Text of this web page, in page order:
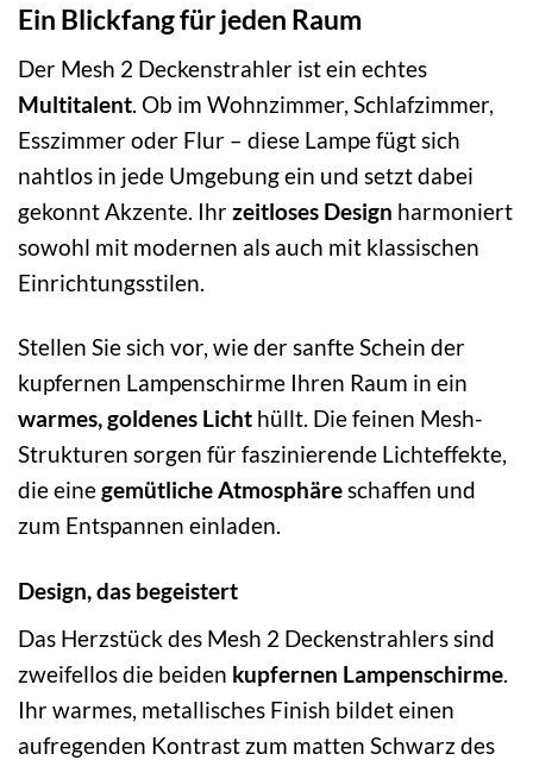
Ein Blickfang für jeden Raum
Der Mesh 2 Deckenstrahler ist ein echtes
Multitalent . Ob im Wohnzimmer, Schlafzimmer,
Esszimmer oder Flur – diese Lampe fügt sich
nahtlos in jede Umgebung ein und setzt dabei
gekonnt Akzente. Ihrzeitloses Design harmoniert
sowohl mit modernen als auch mit klassischen
Einrichtungsstilen.
Stellen Sie sich vor, wie der sanfte Schein der
kupfernen Lampenschirme Ihren Raum in ein
warmes, goldenes Licht hüllt. Die feinen Mesh-
Strukturen sorgen für faszinierende Lichteffekte,
die einegemütliche Atmosphäreschaffen und
zum Entspannen einladen.
Design, das begeistert
Das Herzstück des Mesh 2 Deckenstrahlers sind
zweifellos die beiden kupfernen Lampenschirme.
Ihr warmes, metallisches Finish bildet einen
aufregenden Kontrast zum matten Schwarz des